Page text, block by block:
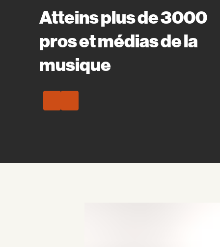
Atteins plus de 3000
pros et médias de la
musique